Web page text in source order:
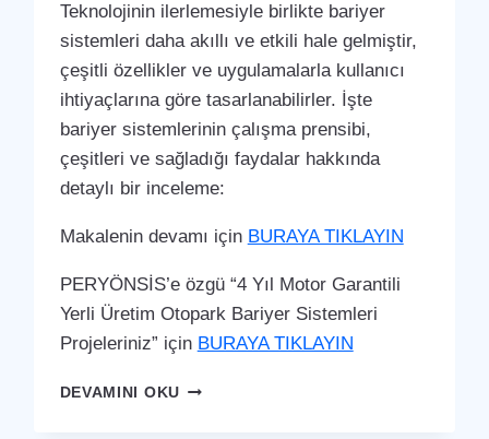
Teknolojinin ilerlemesiyle birlikte bariyer
sistemleri daha akıllı ve etkili hale gelmiştir,
çeşitli özellikler ve uygulamalarla kullanıcı
ihtiyaçlarına göre tasarlanabilirler. İşte
bariyer sistemlerinin çalışma prensibi,
çeşitleri ve sağladığı faydalar hakkında
detaylı bir inceleme:
Makalenin devamı için BURAYA TIKLAYIN
PERYÖNSİS’e özgü “4 Yıl Motor Garantili
Yerli Üretim Otopark Bariyer Sistemleri
Projeleriniz” için BURAYA TIKLAYIN
DEVAMINI OKUBAKIRKÖY